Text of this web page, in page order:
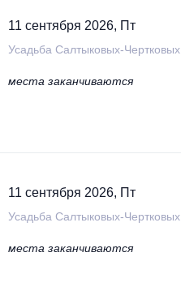
11 сентября 2026, Пт
Усадьба Салтыковых-Чертковых
места заканчиваются
11 сентября 2026, Пт
Усадьба Салтыковых-Чертковых
места заканчиваются